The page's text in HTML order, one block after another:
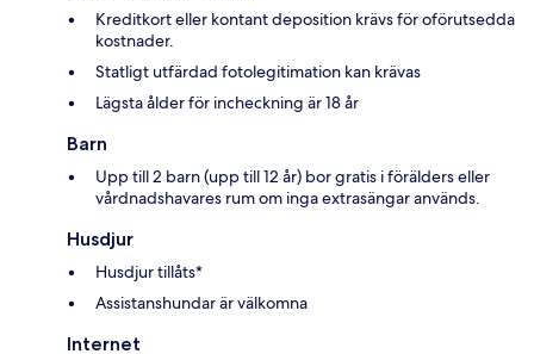
Kreditkort eller kontant deposition krävs för oförutsedda
kostnader.
Statligt utfärdad fotolegitimation kan krävas
Lägsta ålder för incheckning är 18 år
Barn
Upp till 2 barn (upp till 12 år) bor gratis i förälders eller
vårdnadshavares rum om inga extrasängar används.
Husdjur
Husdjur tillåts*
Assistanshundar är välkomna
Internet